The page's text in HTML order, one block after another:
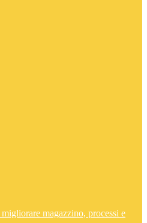
magazzino, processi e